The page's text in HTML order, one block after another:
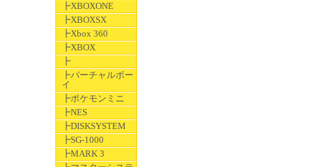
┣XBOXONE
┣XBOXSX
┣Xbox 360
┣XBOX
┣
┣バーチャルボー
イ
┣ポケモンミニ
┣NES
┣DISKSYSTEM
┣SG-1000
┣MARK 3